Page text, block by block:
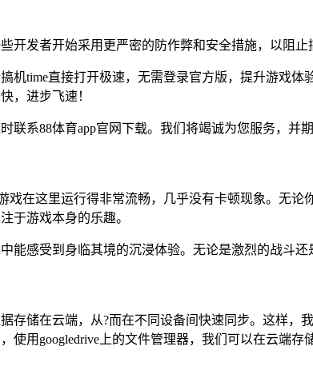
开发者开始采用更严密的防作弊和安全措施，以阻止
机time直接打开极速，无需登录官方版，提升游戏
，进步飞速！
联系88体育app官网下载。我们将竭诚为您服务，并
戏在这里运行得非常流畅，几乎没有卡顿现象。无
于游戏本身的乐趣。
能感受到身临其境的沉浸体验。无论是激烈的战斗还
存储在云端，从?而在不同设备间快速同步。这样，
使用googledrive上的文件管理器，我们可以在云端存